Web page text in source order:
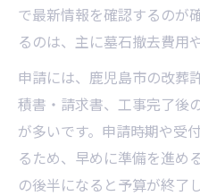
で最新情報を確認するのが
るのは、主に墓石撤去費用
申請には、鹿児島市の改葬
積書・請求書、工事完了後
が多いです。申請時期や受
るため、早めに準備を進め
の後半になると予算が終了